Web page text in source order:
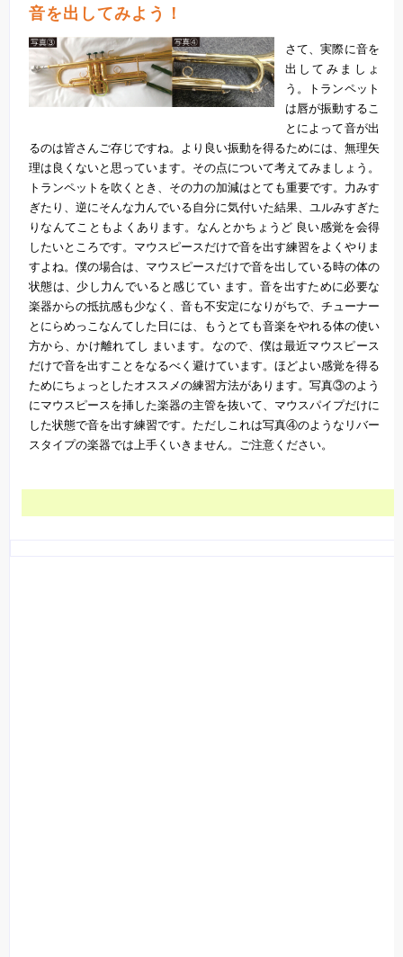
音を出してみよう！
さて、実際に音を
出してみましょ
う。トランペット
は唇が振動するこ
とによって音が出
るのは皆さんご存じですね。より良い振動を得るためには、無理矢
理は良くないと思っています。その点について考えてみましょう。
トランペットを吹くとき、その力の加減はとても重要です。力みす
ぎたり、逆にそんな力んでいる自分に気付いた結果、ユルみすぎた
りなんてこともよくあります。なんとかちょうど 良い感覚を会得
したいところです。マウスピースだけで音を出す練習をよくやりま
すよね。僕の場合は、マウスピースだけで音を出している時の体の
状態は、少し力んでいると感じてい ます。音を出すために必要な
楽器からの抵抗感も少なく、音も不安定になりがちで、チューナー
とにらめっこなんてした日には、もうとても音楽をやれる体の使い
方から、かけ離れてし まいます。なので、僕は最近マウスピース
だけで音を出すことをなるべく避けています。ほどよい感覚を得る
ためにちょっとしたオススメの練習方法があります。写真③のよう
にマウスピースを挿した楽器の主管を抜いて、マウスパイプだけに
した状態で音を出す練習です。ただしこれは写真④のようなリバー
スタイプの楽器では上手くいきません。ご注意ください。